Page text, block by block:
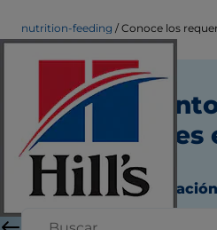
nutrition-feeding Conoce los
Conoce los
nutricionales
por etapas
Nutrición y alimentación